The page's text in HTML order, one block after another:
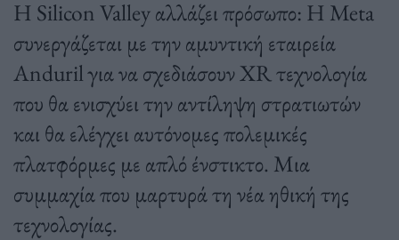
Η Silicon Valley αλλάζει πρόσωπο: Η Meta
συνεργάζεται με την αμυντική εταιρεία
Anduril για να σχεδιάσουν XR τεχνολογία
που θα ενισχύει την αντίληψη στρατιωτών
και θα ελέγχει αυτόνομες πολεμικές
πλατφόρμες με απλό ένστικτο. Μια
συμμαχία που μαρτυρά τη νέα ηθική της
τεχνολογίας.